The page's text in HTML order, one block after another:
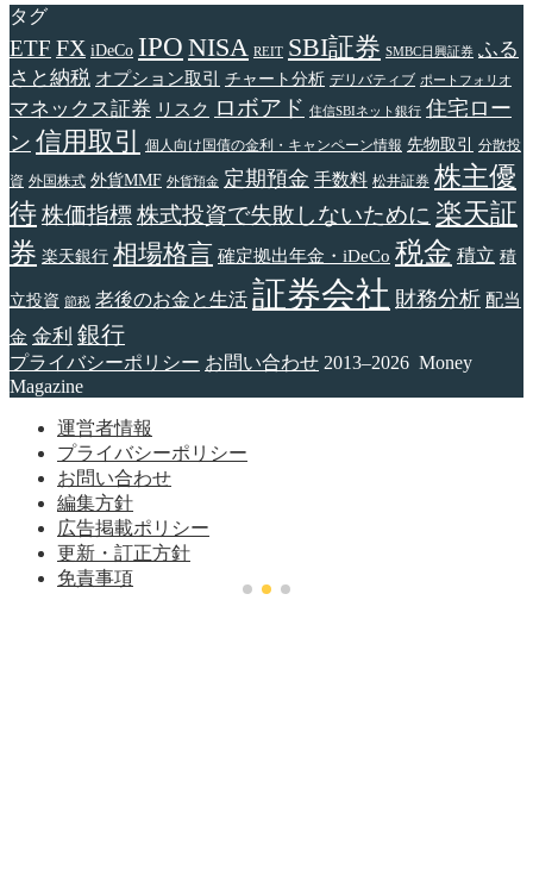
タグ
ETF FX iDeCo IPO NISA REIT SBI証券 SMBC日興証券 ふる
さと納税 オプション取引 チャート分析 デリバティブ ポートフォリオ
マネックス証券 リスク ロボアド 住信SBIネット銀行 住宅ロー
ン 信用取引 個人向け国債の金利・キャンペーン情報 先物取引 分散投
資 外国株式 外貨MMF 外貨預金 定期預金 手数料 松井証券 株主優
待株価指標株式投資で失敗しないために 楽天証
券 楽天銀行 相場格言 確定拠出年金・iDeCo 税金 積立 積
立投資 節税 老後のお金と生活 証券会社 財務分析 配当
金 金利 銀行
プライバシーポリシー お問い合わせ 2013–2026 Money
Magazine
運営者情報
プライバシーポリシー
お問い合わせ
編集方針
広告掲載ポリシー
更新・訂正方針
免責事項